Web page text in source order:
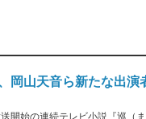
岡山天音ら新たな出